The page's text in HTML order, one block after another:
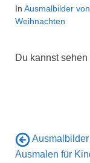
In Ausmalbilder von
Weihnachten
Du kannst sehen
Ausmalbilder
Ausmalen für